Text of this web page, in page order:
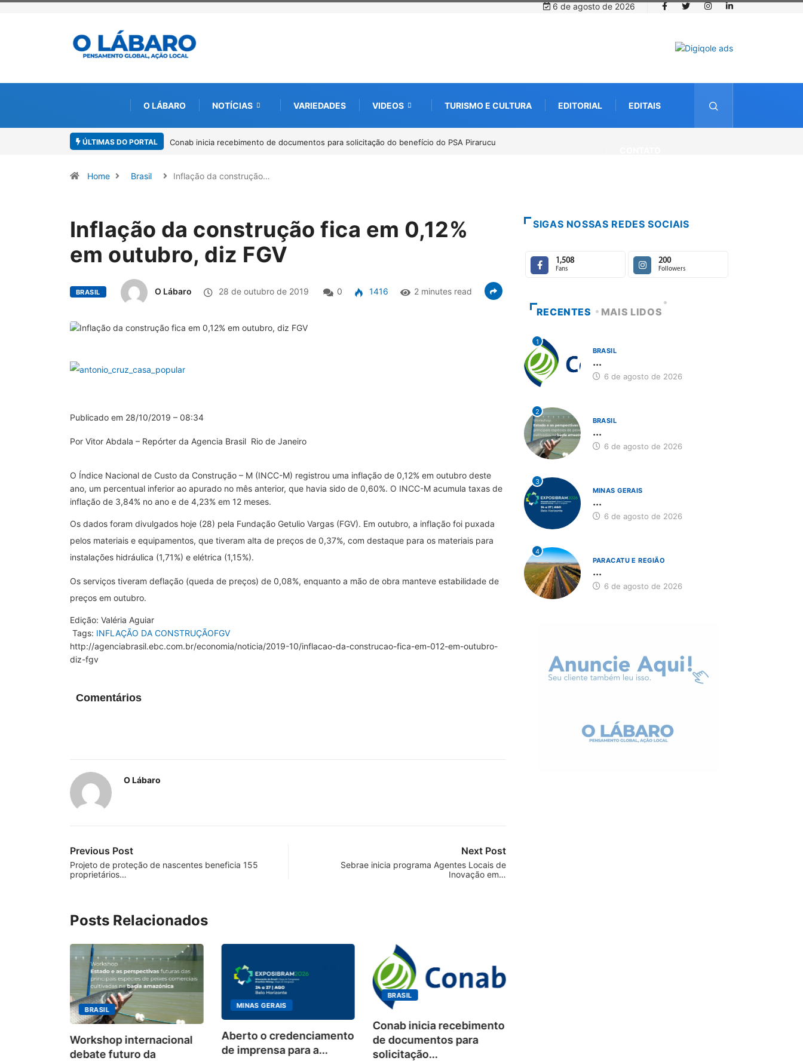
6 de agosto de 2026
O LÁBARO NOTÍCIAS VARIEDADES VIDEOS TURISMO E CULTURA EDITORIAL EDITAIS
ÚLTIMAS DO PORTAL Conab inicia recebimento de documentos para solicitação do benefício do PSA PirarucuWorkshop internacional debate futuro da piscicultura com espécies nativas da
Home Brasil Inflação da construção…
Inflação da construção fica em 0,12%
em outubro, diz FGV
BRASIL O Lábaro 28 de outubro de 2019 0 1416 2 minutes read
Publicado em 28/10/2019 – 08:34
Por Vitor Abdala – Repórter da Agencia Brasil Rio de Janeiro
O Índice Nacional de Custo da Construção – M (INCC-M) registrou uma inflação de 0,12% em outubro deste
ano, um percentual inferior ao apurado no mês anterior, que havia sido de 0,60%. O INCC-M acumula taxas de
inflação de 3,84% no ano e de 4,23% em 12 meses.
Os dados foram divulgados hoje (28) pela Fundação Getulio Vargas (FGV). Em outubro, a inflação foi puxada
pelos materiais e equipamentos, que tiveram alta de preços de 0,37%, com destaque para os materiais para
instalações hidráulica (1,71%) e elétrica (1,15%).
Os serviços tiveram deflação (queda de preços) de 0,08%, enquanto a mão de obra manteve estabilidade de
preços em outubro.
Edição: Valéria Aguiar
Tags: INFLAÇÃO DA CONSTRUÇÃOFGV
http://agenciabrasil.ebc.com.br/economia/noticia/2019-10/inflacao-da-construcao-fica-em-012-em-outubro-
diz-fgv
Comentários
O Lábaro
Previous Post
Projeto de proteção de nascentes beneficia 155
proprietários…
Next Post
Sebrae inicia programa Agentes Locais de
Inovação em…
Posts Relacionados
BRASIL
Workshop internacional
debate futuro da
MINAS GERAIS
Aberto o credenciamento
de imprensa para a...
BRASIL
Conab inicia recebimento
de documentos para
solicitação...
SIGAS NOSSAS REDES SOCIAIS
1,508
Fans
200
Followers
RECENTES MAIS LIDOS
1
BRASIL
...
6 de agosto de 2026
2
BRASIL
...
6 de agosto de 2026
3
MINAS GERAIS
...
6 de agosto de 2026
4
PARACATU E REGIÃO
...
6 de agosto de 2026